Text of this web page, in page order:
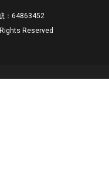
：64863452
Reserved